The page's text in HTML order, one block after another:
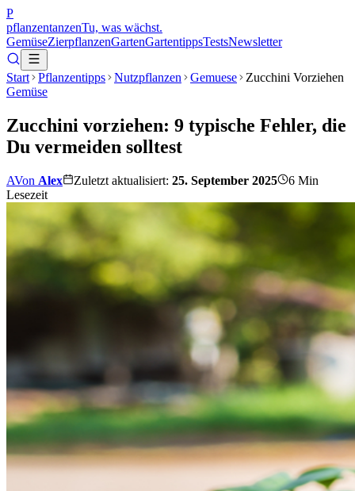
P
pflanzentanzenTu, was wächst.
GemüseZierpflanzenGartenGartentippsTestsNewsletter
Start Pflanzentipps Nutzpflanzen Gemuese
Zucchini Vorziehen
Gemüse
Zucchini vorziehen: 9 typische Fehler, die
Du vermeiden solltest
AVon Alex Zuletzt aktualisiert: 25. September 2025 6 Min
Lesezeit